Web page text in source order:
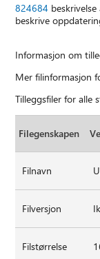
824684
beskrive
Informasjon om
Mer filinformasjon
Tilleggsfiler for alle
Filegenskapen
Filnavn
Filversjon
Filstørrelse